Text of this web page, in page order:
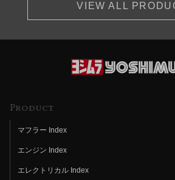
VIEW ALL
Product
マフラー Index
エンジン Index
エレクトリカル Index